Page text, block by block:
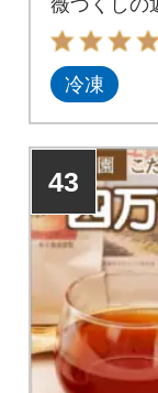
冷凍
43